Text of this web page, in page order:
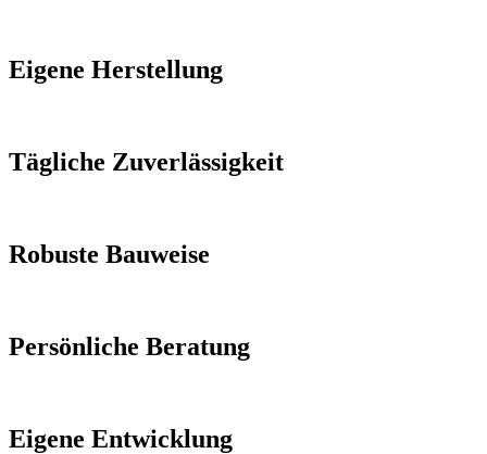
Eigene Herstellung
Tägliche Zuverlässigkeit
Robuste Bauweise
Persönliche Beratung
Eigene Entwicklung